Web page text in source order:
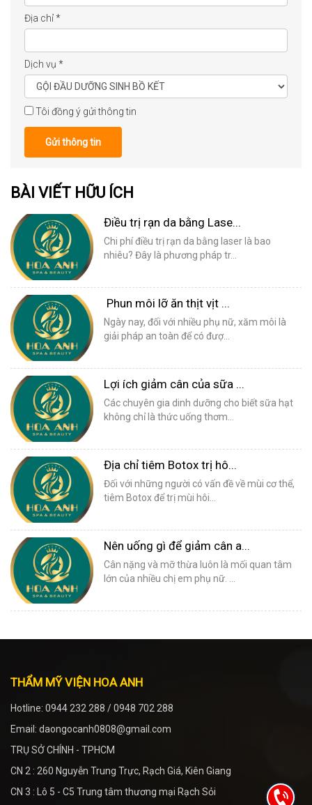
Địa chỉ*
Dịch vụ *
Tôi đồng ý gửi thông tin
Gửi thông tin
BÀI VIẾT HỮU ÍCH
Điều trị rạn da bằng Lase...
Chi phí điều trị rạn da bằng laser là bao
nhiêu? Đây là phương pháp tr...
Phun môi lỡ ăn thịt vịt ...
Ngày nay, đối với nhiều phụ nữ, xăm môi là
giải pháp an toàn để có đượ...
Lợi ích giảm cân của sữa ...
Các chuyên gia dinh dưỡng cho biết sữa hạt
không chỉ là thức uống thơm...
Địa chỉ tiêm Botox trị hô...
Đối với những người có vấn đề về mùi cơ thể,
tiêm Botox để trị mùi hôi...
Nên uống gì để giảm cân a...
Cân nặng và mỡ thừa luôn là mối quan tâm
lớn của nhiều chị em phụ nữ. ...
THẨM MỸ VIỆN HOA ANH
Hotline: 0944 232 288 / 0948 702 288
Email: daongocanh0808@gmail.com
TRỤ SỞ CHÍNH - TPHCM
CN 2 : 260 Nguyễn Trung Trực, Rạch Giá, Kiên Giang
CN 3 : Lô 5 - C5 Trung tâm thương mại Rạch Sỏi